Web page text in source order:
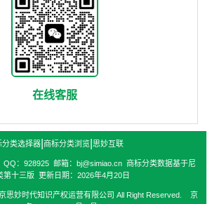
在线客服
分类选择器| 商标分类浏览| 思妙互联
QQ：928925 邮箱：bj@simiao.cn 商标分类数据基于尼
第十三版 更新日期：2026年4月20日
思妙时代知识产权运营有限公司 All Right Reserved. 京